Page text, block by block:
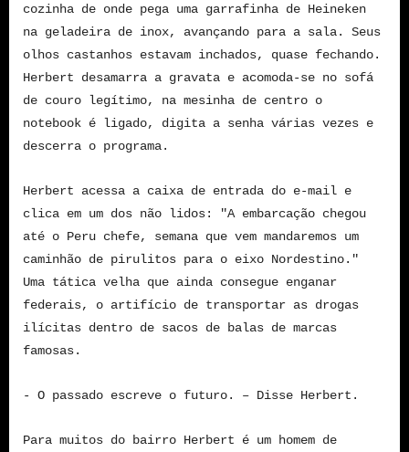
cozinha de onde pega uma garrafinha de Heineken
na geladeira de inox, avançando para a sala. Seus
olhos castanhos estavam inchados, quase fechando.
Herbert desamarra a gravata e acomoda-se no sofá
de couro legítimo, na mesinha de centro o
notebook é ligado, digita a senha várias vezes e
descerra o programa.
Herbert acessa a caixa de entrada do e-mail e
clica em um dos não lidos: "A embarcação chegou
até o Peru chefe, semana que vem mandaremos um
caminhão de pirulitos para o eixo Nordestino."
Uma tática velha que ainda consegue enganar
federais, o artifício de transportar as drogas
ilícitas dentro de sacos de balas de marcas
famosas.
- O passado escreve o futuro. – Disse Herbert.
Para muitos do bairro Herbert é um homem de